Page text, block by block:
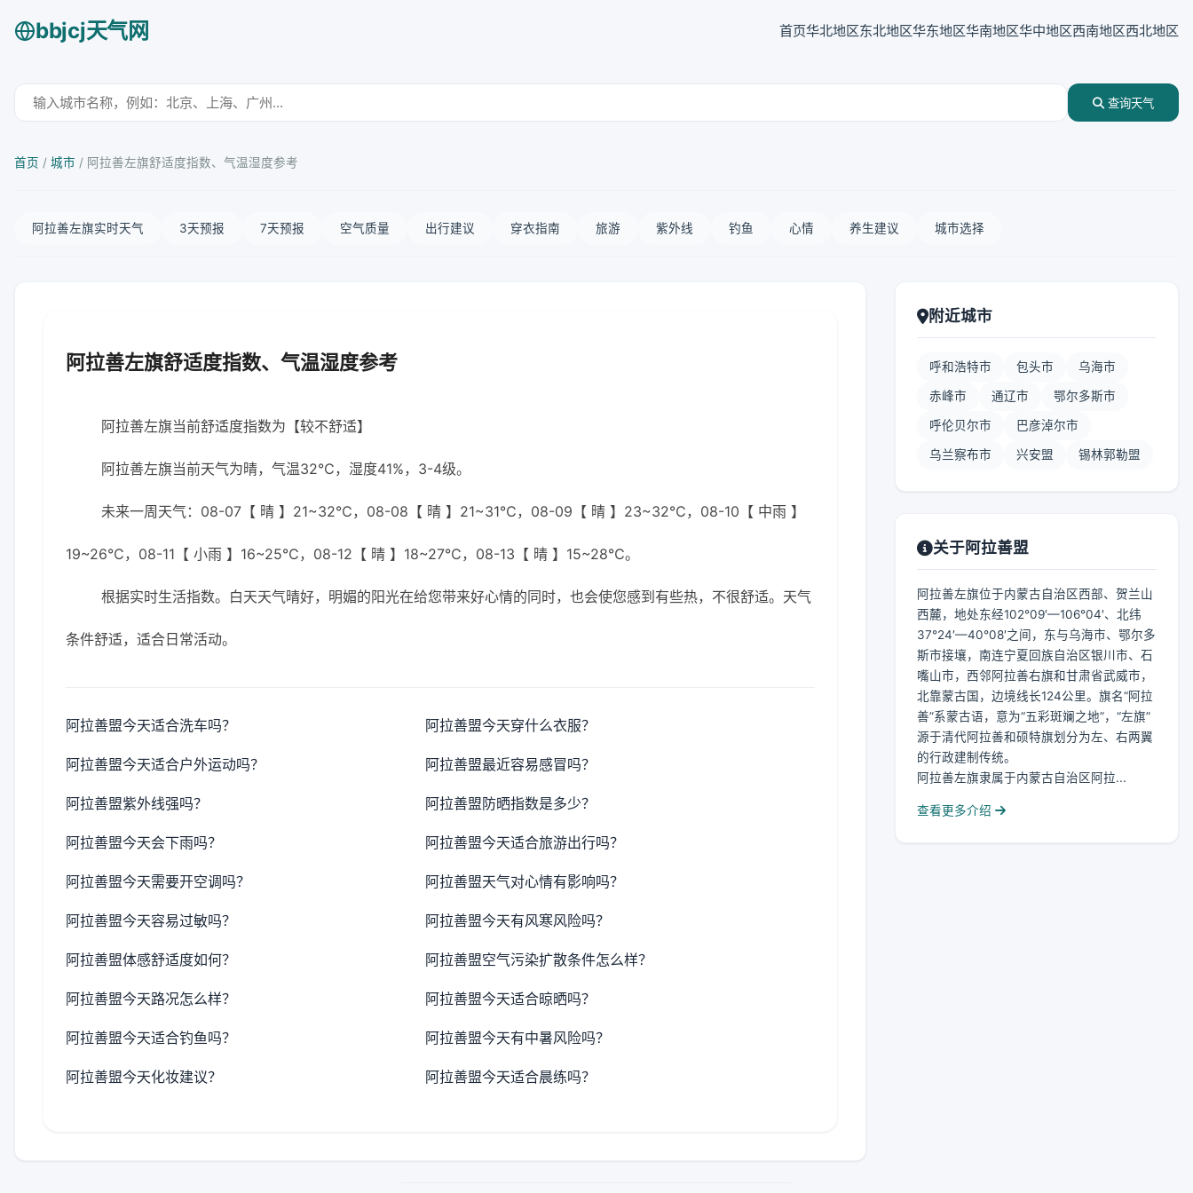
bbjcj天气网 首页华北地区东北地区华东地区华南地区华中地区西南地区西北地区
查询天气
首页 / 城市 / 阿拉善左旗舒适度指数、气温湿度参考
阿拉善左旗实时天气 3天预报 7天预报 空气质量 出行建议 穿衣指南 旅游 紫外线 钓鱼 心情 养生建议 城市选择
阿拉善左旗舒适度指数、气温湿度参考
阿拉善左旗当前舒适度指数为【较不舒适】
阿拉善左旗当前天气为晴，气温32℃，湿度41%，3-4级。
未来一周天气：08-07【 晴 】21~32℃，08-08【 晴 】21~31℃，08-09【 晴 】23~32℃，08-10【 中雨 】
19~26℃，08-11【 小雨 】16~25℃，08-12【 晴 】18~27℃，08-13【 晴 】15~28℃。
根据实时生活指数。白天天气晴好，明媚的阳光在给您带来好心情的同时，也会使您感到有些热，不很舒适。天气
条件舒适，适合日常活动。
阿拉善盟今天适合洗车吗？ 阿拉善盟今天穿什么衣服？
阿拉善盟今天适合户外运动吗？ 阿拉善盟最近容易感冒吗？
阿拉善盟紫外线强吗？ 阿拉善盟防晒指数是多少？
阿拉善盟今天会下雨吗？ 阿拉善盟今天适合旅游出行吗？
阿拉善盟今天需要开空调吗？ 阿拉善盟天气对心情有影响吗？
阿拉善盟今天容易过敏吗？ 阿拉善盟今天有风寒风险吗？
阿拉善盟体感舒适度如何？ 阿拉善盟空气污染扩散条件怎么样？
阿拉善盟今天路况怎么样？ 阿拉善盟今天适合晾晒吗？
阿拉善盟今天适合钓鱼吗？ 阿拉善盟今天有中暑风险吗？
阿拉善盟今天化妆建议？ 阿拉善盟今天适合晨练吗？
附近城市
呼和浩特市 包头市 乌海市
赤峰市 通辽市 鄂尔多斯市
呼伦贝尔市 巴彦淖尔市
乌兰察布市 兴安盟 锡林郭勒盟
关于阿拉善盟
阿拉善左旗位于内蒙古自治区西部、贺兰山
西麓，地处东经102°09′—106°04′、北纬
37°24′—40°08′之间，东与乌海市、鄂尔多
斯市接壤，南连宁夏回族自治区银川市、石
嘴山市，西邻阿拉善右旗和甘肃省武威市，
北靠蒙古国，边境线长124公里。旗名“阿拉
善”系蒙古语，意为“五彩斑斓之地”，“左旗”
源于清代阿拉善和硕特旗划分为左、右两翼
的行政建制传统。
阿拉善左旗隶属于内蒙古自治区阿拉...
查看更多介绍